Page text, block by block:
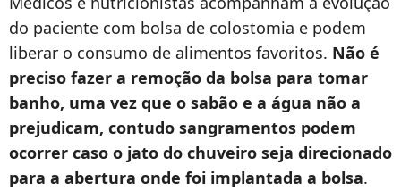
do paciente com bolsa de colostomia e podem
liberar o consumo de alimentos favoritos. Não é
preciso fazer a remoção da bolsa para tomar
banho, uma vez que o sabão e a água não a
prejudicam, contudo sangramentos podem
ocorrer caso o jato do chuveiro seja direcionado
para a abertura onde foi implantada a bolsa.